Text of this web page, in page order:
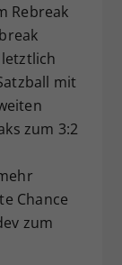
Rebreak
mit
zum 3:2
Chance
zum